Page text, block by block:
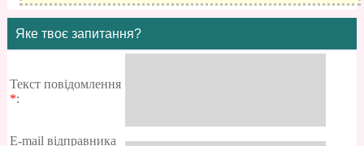
Яке твоє запитання?
Текст повідомлення
*:
E-mail відправника